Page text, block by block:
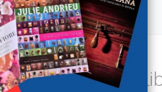
Le storie. Vol. 2: